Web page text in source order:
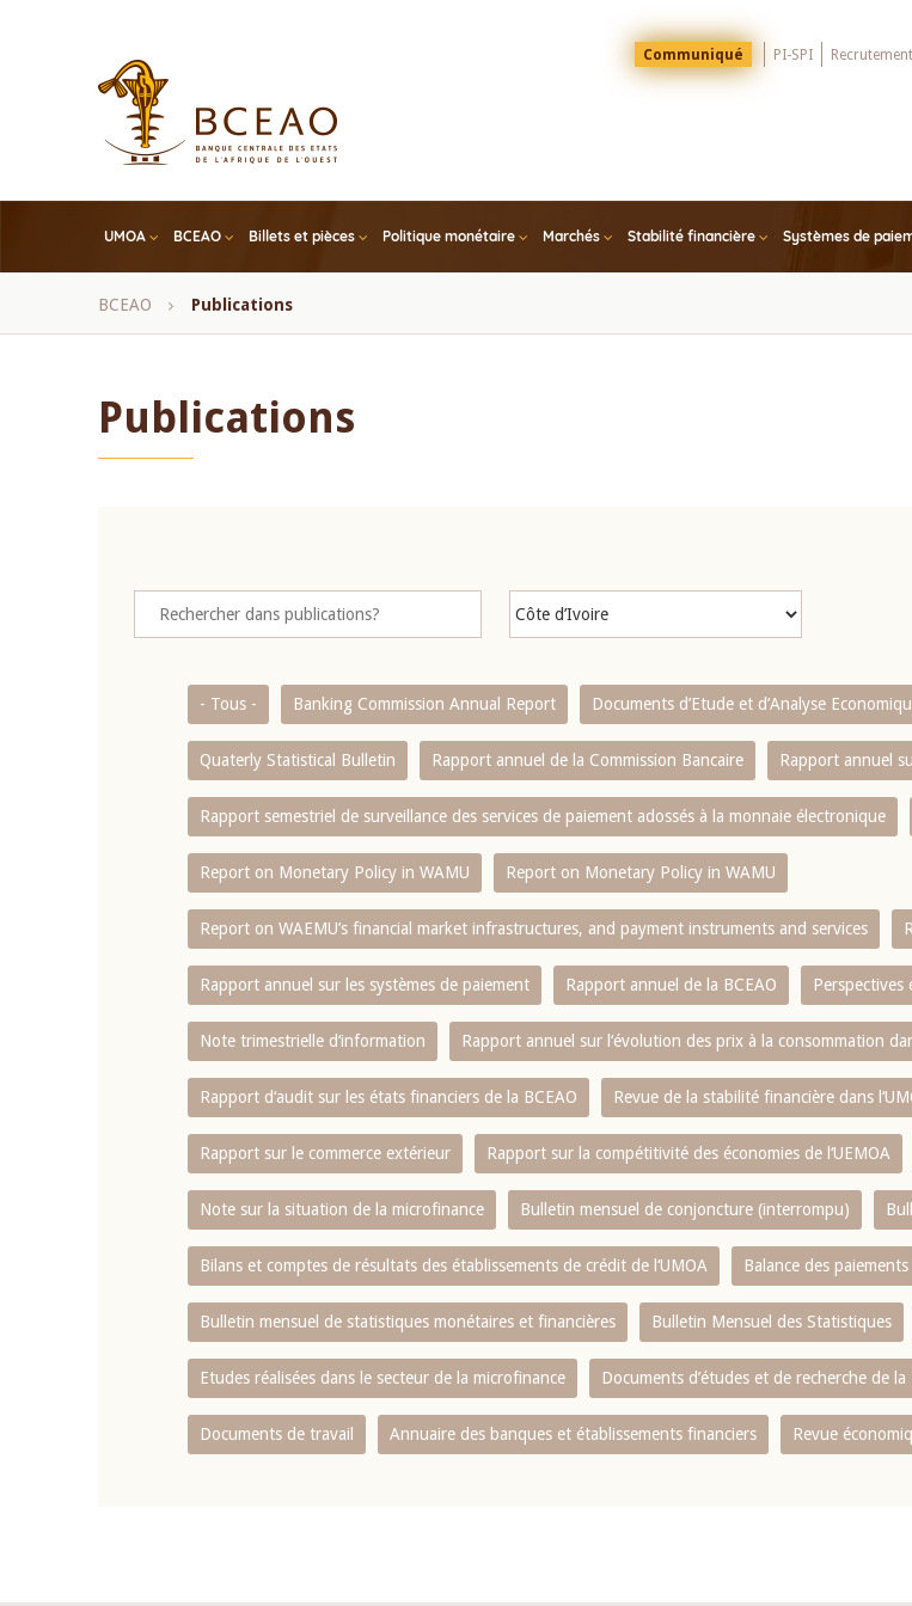
Menu
Top
Communiqué PI-SPI
UMOA BCEAO Billets et pièces Politique monétaire Marchés Stabilité financière Systèmes de
Fil
BCEAO Publications
Publications
- Tous - Banking Commission Annual Report Documents d’Etude et d’Analyse
Quaterly Statistical Bulletin Rapport annuel de la Commission Bancaire Rapport annuel
Rapport semestriel de surveillance des services de paiement adossés à la monnaie électronique
Report on Monetary Policy in WAMU Report on Monetary Policy in WAMU
Report on WAEMU’s financial market infrastructures, and payment instruments and services
Rapport annuel sur les systèmes de paiement Rapport annuel de la BCEAO Perspectives
Note trimestrielle d‘information Rapport annuel sur l‘évolution des prix à la consommation
Rapport d‘audit sur les états financiers de la BCEAO Revue de la stabilité financière dans
Rapport sur le commerce extérieur Rapport sur la compétitivité des économies de l‘UEMOA
Note sur la situation de la microfinance Bulletin mensuel de conjoncture (interrompu)
Bilans et comptes de résultats des établissements de crédit de l‘UMOA Balance des paiements
Bulletin mensuel de statistiques monétaires et financières Bulletin Mensuel des Statistiques
Etudes réalisées dans le secteur de la microfinance Documents d’études et de recherche de la
Documents de travail Annuaire des banques et établissements financiers Revue